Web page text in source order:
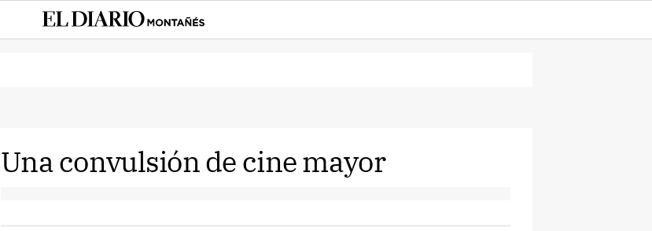
Una convulsión de cine mayor